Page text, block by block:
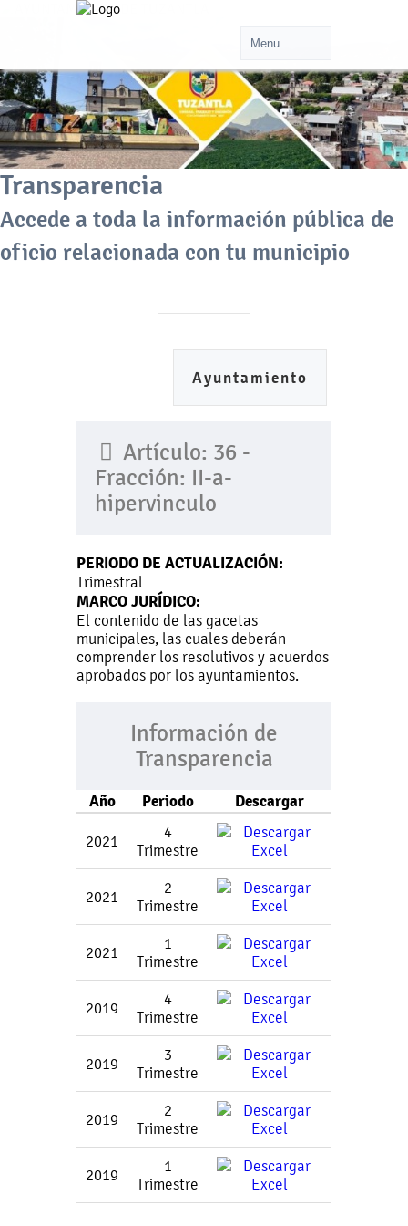
Transparencia
Accede a toda la información pública de
oficio relacionada con tu municipio
Ayuntamiento
Artículo: 36 -
Fracción: II-a-
hipervinculo
PERIODO DE ACTUALIZACIÓN:
Trimestral
MARCO JURÍDICO:
El contenido de las gacetas
municipales, las cuales deberán
comprender los resolutivos y acuerdos
aprobados por los ayuntamientos.
Información de
Transparencia
Año Periodo Descargar
2021
4
Trimestre
2021
2
Trimestre
2021
1
Trimestre
2019
4
Trimestre
2019
3
Trimestre
2019
2
Trimestre
2019
1
Trimestre